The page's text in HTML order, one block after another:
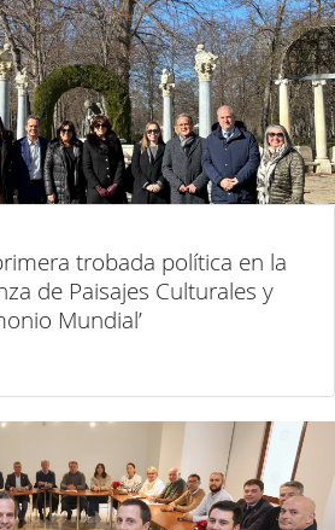
trobada política en la
de Paisajes Culturales y
Mundial’